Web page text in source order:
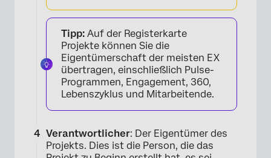
×
Tipp: Auf der Registerkarte
Projekte können Sie die
Eigentümerschaft der meisten EX
übertragen, einschließlich Pulse-
Programmen, Engagement, 360,
Lebenszyklus und Mitarbeitende.
Verantwortlicher: Der Eigentümer des
Projekts. Dies ist die Person, die das